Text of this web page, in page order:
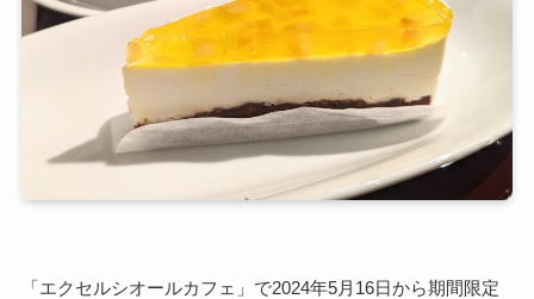
「エクセルシオールカフェ」で2024年5月16日から期間限定